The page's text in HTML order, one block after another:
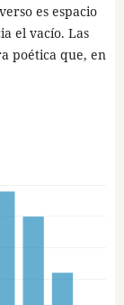
es espacio
el vacío. Las
poética que, en